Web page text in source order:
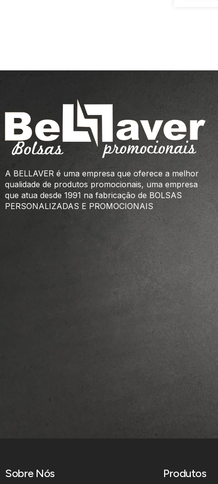
A BELLAVER é uma empresa que oferece a melhor
qualidade de produtos promocionais, uma empresa
que atua desde 1991 na fabricação de BOLSAS
PERSONALIZADAS E PROMOCIONAIS
Sobre Nós Produtos